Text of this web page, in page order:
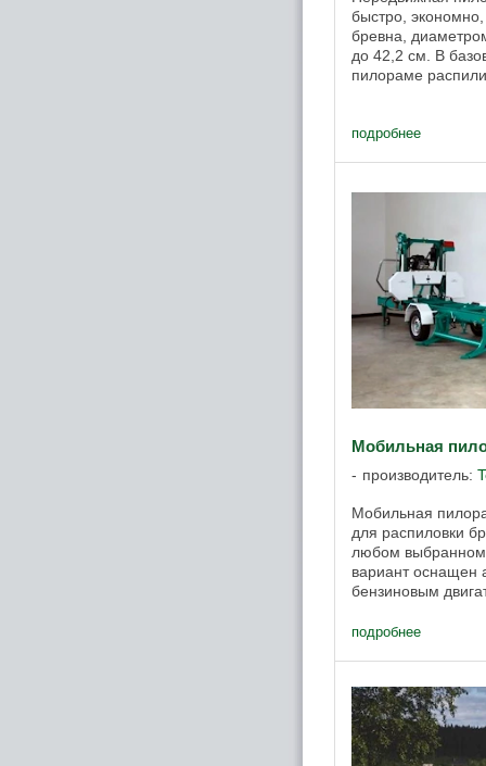
быстро,
бревна,
до 42,2 см. В
пилораме
подробнее
Мобильная
производитель:
Мобильная
для распиловки
любом
вариант оснащен
бензиновым
кареткау с
подробнее